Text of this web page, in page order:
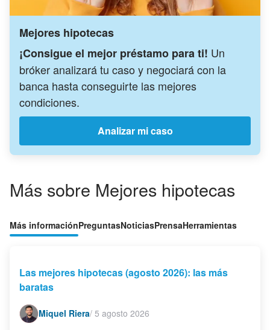
Mejores hipotecas
¡Consigue el mejor préstamo para ti! Un
bróker analizará tu caso y negociará con la
banca hasta conseguirte las mejores
condiciones.
Analizar mi caso
Más sobre Mejores hipotecas
Más informaciónPreguntasNoticiasPrensaHerramientas
Las mejores hipotecas (agosto 2026): las más
baratas
Miquel Riera/ 5 agosto 2026